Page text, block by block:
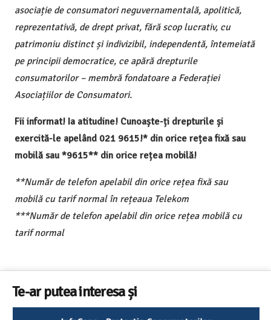
asociație de consumatori neguvernamentală, apolitică,
reprezentativă, de drept privat, fără scop lucrativ, cu
patrimoniu distinct și indivizibil, independentă, întemeiată
pe principii democratice, ce apără drepturile
consumatorilor – membră fondatoare a Federației
Asociațiilor de Consumatori.
Fii informat! Ia atitudine! Cunoaște-ți drepturile și
exercită-le apelând 021 9615!* din orice rețea fixă sau
mobilă sau *9615** din orice rețea mobilă!
**Număr de telefon apelabil din orice rețea fixă sau
mobilă cu tarif normal în rețeaua Telekom
***Număr de telefon apelabil din orice rețea mobilă cu
tarif normal
Te-ar putea interesa și